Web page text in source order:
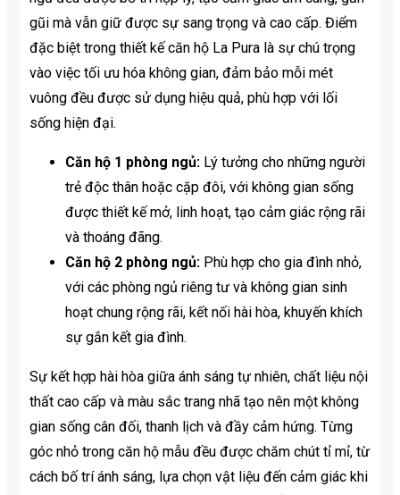
gũi mà vẫn giữ được sự sang trọng và cao cấp. Điểm
đặc biệt trong thiết kế căn hộ La Pura là sự chú trọng
vào việc tối ưu hóa không gian, đảm bảo mỗi mét
vuông đều được sử dụng hiệu quả, phù hợp với lối
sống hiện đại.
Căn hộ 1 phòng ngủ: Lý tưởng cho những người
trẻ độc thân hoặc cặp đôi, với không gian sống
được thiết kế mở, linh hoạt, tạo cảm giác rộng rãi
và thoáng đãng.
Căn hộ 2 phòng ngủ: Phù hợp cho gia đình nhỏ,
với các phòng ngủ riêng tư và không gian sinh
hoạt chung rộng rãi, kết nối hài hòa, khuyến khích
sự gắn kết gia đình.
Sự kết hợp hài hòa giữa ánh sáng tự nhiên, chất liệu nội
thất cao cấp và màu sắc trang nhã tạo nên một không
gian sống cân đối, thanh lịch và đầy cảm hứng. Từng
góc nhỏ trong căn hộ mẫu đều được chăm chút tỉ mỉ, từ
cách bố trí ánh sáng, lựa chọn vật liệu đến cảm giác khi